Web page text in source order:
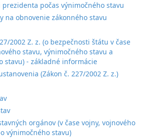
prezidenta počas výnimočného stavu
na obnovenie zákonného stavu
2002 Z. z. (o bezpečnosti štátu v čase
stavu, výnimočného stavu a
stavu) - základné informácie
(Zákon č. 227/2002 Z. z.)
orgánov (v čase vojny, vojnového
výnimočného stavu)